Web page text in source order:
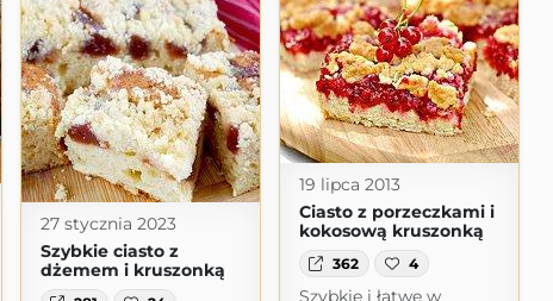
19 lipca 2013
Ciasto z porzeczkami i
kokosową kruszonką
362 4
Szybkie i łatwe w
27 stycznia 2023
Szybkie ciasto z
dżemem i kruszonką